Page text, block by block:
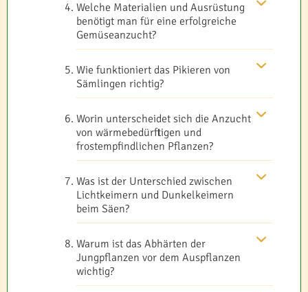
Welche Materialien und Ausrüstung
benötigt man für eine erfolgreiche
Gemüseanzucht?
Wie funktioniert das Pikieren von
Sämlingen richtig?
Worin unterscheidet sich die Anzucht
von wärmebedürftigen und
frostempfindlichen Pflanzen?
Was ist der Unterschied zwischen
Lichtkeimern und Dunkelkeimern
beim Säen?
Warum ist das Abhärten der
Jungpflanzen vor dem Auspflanzen
wichtig?